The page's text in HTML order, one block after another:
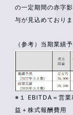
の一定期間の赤字
与が見込めておりま
（参考）当期業績
※１ EBITDA＝営業
益＋株式報酬費用